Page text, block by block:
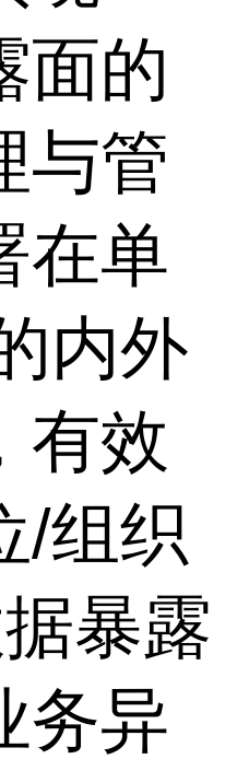
面的
与管
在单
内外
有效
/组织
暴露
务异